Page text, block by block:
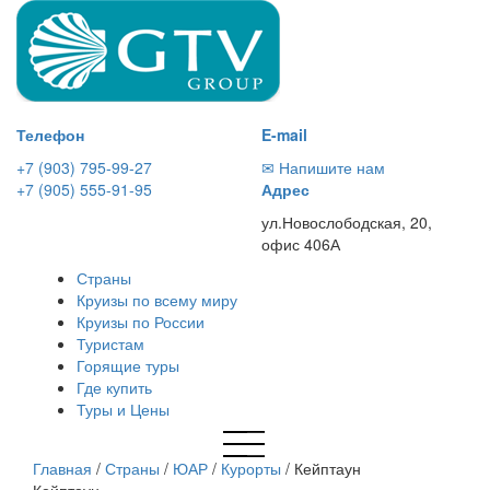
Телефон
+7 (903) 795-99-27
+7 (905) 555-91-95
E-mail
✉ Напишите нам
Адрес
ул.Новослободская, 20,
офис 406А
Страны
Круизы по всему миру
Круизы по России
Туристам
Горящие туры
Где купить
Туры и Цены
Главная / Страны / ЮАР / Курорты / Кейптаун